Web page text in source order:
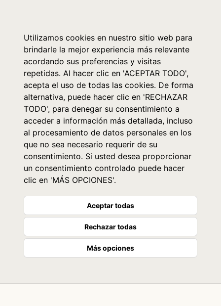
Utilizamos cookies en nuestro sitio web para
brindarle la mejor experiencia más relevante
acordando sus preferencias y visitas
repetidas. Al hacer clic en 'ACEPTAR TODO',
acepta el uso de todas las cookies. De forma
alternativa, puede hacer clic en 'RECHAZAR
TODO', para denegar su consentimiento a
acceder a información más detallada, incluso
al procesamiento de datos personales en los
que no sea necesario requerir de su
consentimiento. Si usted desea proporcionar
un consentimiento controlado puede hacer
clic en 'MÁS OPCIONES'.
Aceptar todas
Rechazar todas
Más opciones